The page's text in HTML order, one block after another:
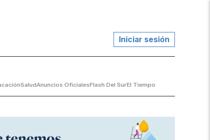
Iniciar sesión
SaludAnuncios OficialesFlash Del SurEl Tiempo